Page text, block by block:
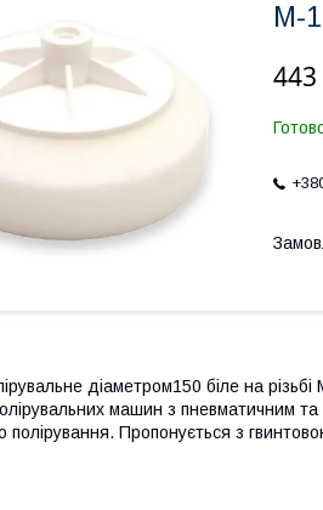
М-
443
діаметром150 біле на
машин з пневматичним
полірування. Пропонується з